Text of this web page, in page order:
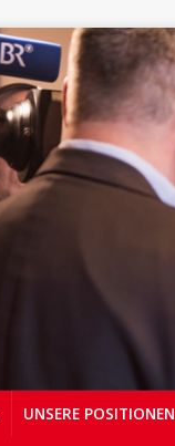
UNSERE POSITIONEN